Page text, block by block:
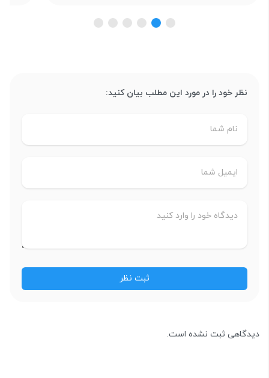
نظر خود را در مورد این مطلب بیان کنید:
دیدگاهی ثبت نشده است.